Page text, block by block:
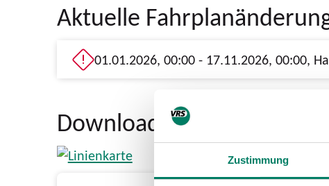
Zustimmung
Aktuelle
Download